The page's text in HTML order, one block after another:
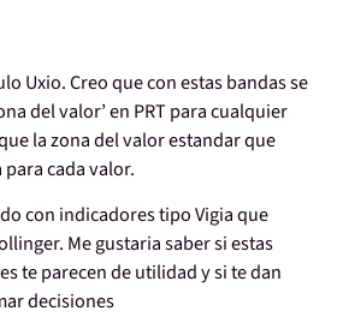
Uxio. Creo que con estas bandas se
del valor’ en PRT para cualquier
la zona del valor estandar que
cada valor.
con indicadores tipo Vigia que
Me gustaria saber si estas
te parecen de utilidad y si te dan
decisiones